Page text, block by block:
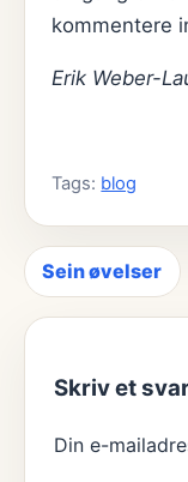
kommentere
Erik Weber-
Tags: blog
Sein øvelser
Skriv et
Din e-